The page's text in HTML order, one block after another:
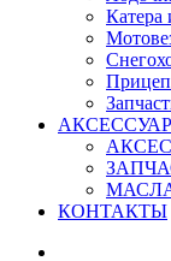
Катера
КОНТАКТЫ